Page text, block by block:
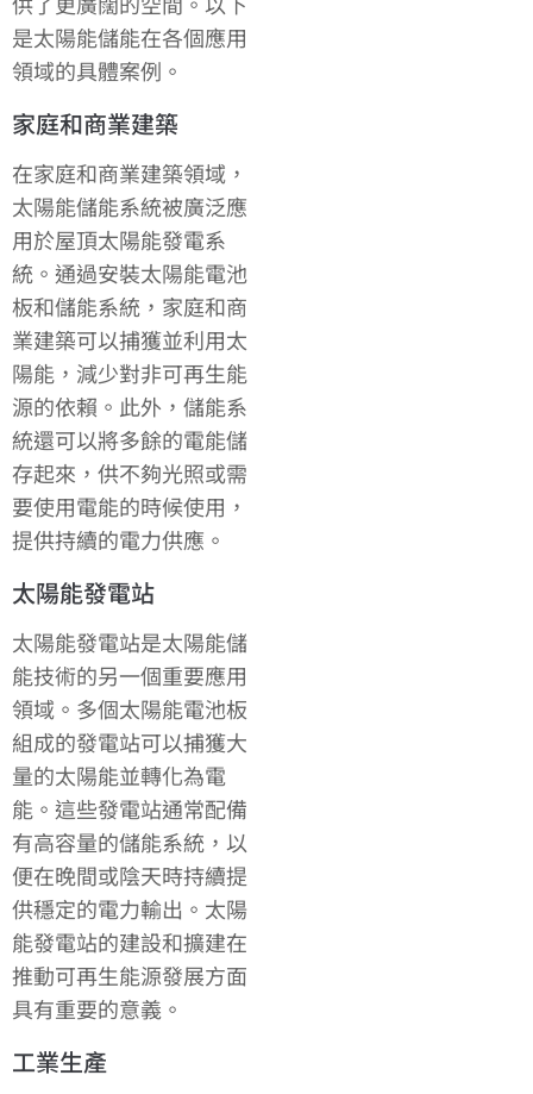
是太陽能儲能在各個應用
領域的具體案例。
家庭和商業建築
在家庭和商業建築領域，
太陽能儲能系統被廣泛應
用於屋頂太陽能發電系
統。通過安裝太陽能電池
板和儲能系統，家庭和商
業建築可以捕獲並利用太
陽能，減少對非可再生能
源的依賴。此外，儲能系
統還可以將多餘的電能儲
存起來，供不夠光照或需
要使用電能的時候使用，
提供持續的電力供應。
太陽能發電站
太陽能發電站是太陽能儲
能技術的另一個重要應用
領域。多個太陽能電池板
組成的發電站可以捕獲大
量的太陽能並轉化為電
能。這些發電站通常配備
有高容量的儲能系統，以
便在晚間或陰天時持續提
供穩定的電力輸出。太陽
能發電站的建設和擴建在
推動可再生能源發展方面
具有重要的意義。
工業生產